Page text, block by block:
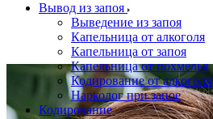
Вывод из запоя
Выведение из запоя
Капельница от алкоголя
Капельница от запоя
Капельница от похмелья
Кодирование от алкоголя
Нарколог при запое
Кодирование